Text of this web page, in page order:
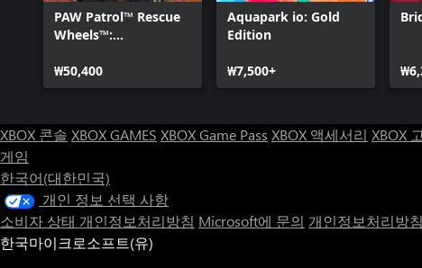
PAW Patrol™ Rescue
Wheels™:
₩50,400
Aquapark io: Gold
Edition
₩7,500+
XBOX 콘솔 XBOX GAMES XBOX Game Pass XBOX 액세서리 XBOX
게임
한국어(대한민국)
개인 정보 선택 사항
소비자 상태 개인정보처리방침 Microsoft에 문의 개인정보처리방
한국마이크로소프트(유)